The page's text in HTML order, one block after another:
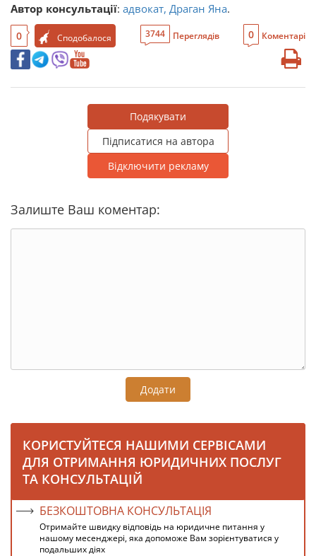
Автор консультації: адвокат, Драган Яна.
0 Сподобалося 3744 Переглядів 0 Коментарі
Подякувати
Підписатися на автора
Відключити рекламу
Залиште Ваш коментар:
Додати
КОРИСТУЙТЕСЯ НАШИМИ СЕРВІСАМИ
ДЛЯ ОТРИМАННЯ ЮРИДИЧНИХ ПОСЛУГ
ТА КОНСУЛЬТАЦІЙ
БЕЗКОШТОВНА КОНСУЛЬТАЦІЯ
Отримайте швидку відповідь на юридичне питання у
нашому месенджері, яка допоможе Вам зорієнтуватися у
подальших діях